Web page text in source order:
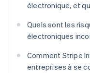
électronique, et
Quels sont les
électroniques
Comment Stripe
entreprises à se